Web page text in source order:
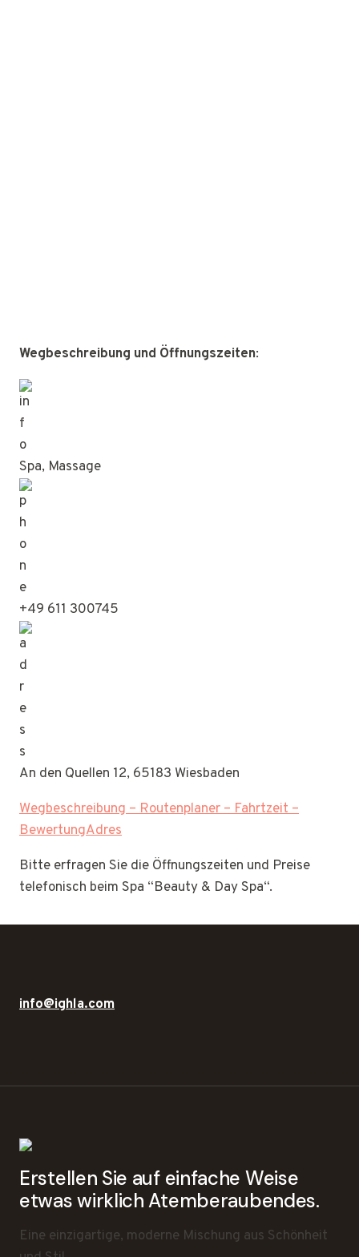
Wegbeschreibung und Öffnungszeiten:
Spa, Massage
+49 611 300745
An den Quellen 12, 65183 Wiesbaden
Wegbeschreibung – Routenplaner – Fahrtzeit –
BewertungAdres
Bitte erfragen Sie die Öffnungszeiten und Preise
telefonisch beim Spa “Beauty & Day Spa“.
info@ighla.com
Erstellen Sie auf einfache Weise
etwas wirklich Atemberaubendes.
Eine einzigartige, moderne Mischung aus Schönheit